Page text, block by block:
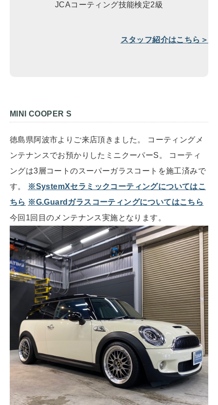
JCAコーティング技能検定2級
スタッフ紹介はこちら＞
MINI COOPER S
徳島県阿波市よりご来店頂きました。 コーティングメ
ンテナンスでお預かりしたミニクーパーS。 コーティ
ングは3層コートのスーパーガラスコートを施工済みで
す。
※SystemXセラミックコーティングについてはこ
ちら ※G.Guardガラスコーティングについてはこちら
今回1回目のメンテナンス実施となります。